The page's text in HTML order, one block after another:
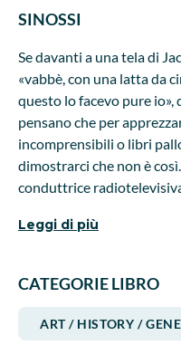
SINOSSI
Se davanti a una tela di
«vabbè, con una latta da
questo lo facevo pure
pensano che per
incomprensibili o libri
dimostrarci che non è
conduttrice
facendoci scoprire che si
dalla sua rubrica
l'arte imparando a porci
delitto irrisolto.
sorprendenti, acute,
Leggi di più
CATEGORIE LIBRO
ART / HISTORY /